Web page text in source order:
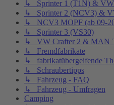
↳ Sprinter 1 (T1N) &
↳ Sprinter 2 (NCV3) &
↳ NCV3 MOPF (ab 09-
↳ Sprinter 3 (VS30)
↳ VW Crafter 2 & MAN
↳ Fremdfabrikate
↳ fabrikatübergeifende
↳ Schraubertipps
↳ Fahrzeug - FAQ
↳ Fahrzeug - Umfragen
Camping